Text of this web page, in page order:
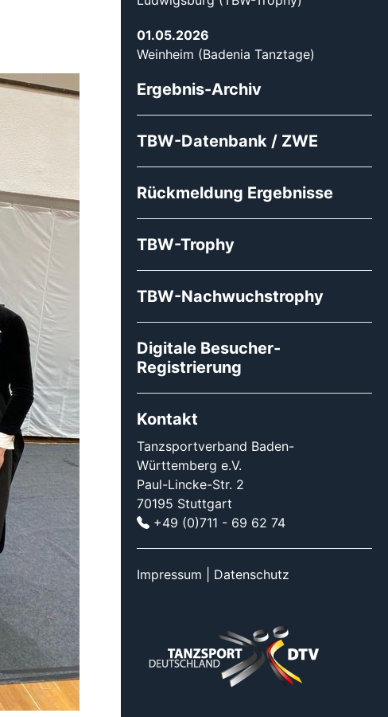
01.05.2026
Weinheim (Badenia Tanztage)
Ergebnis-Archiv
TBW-Datenbank / ZWE
Rückmeldung Ergebnisse
TBW-Trophy
TBW-Nachwuchstrophy
Digitale Besucher-
Registrierung
Kontakt
Tanzsportverband Baden-
Württemberg e.V.
Paul-Lincke-Str. 2
70195 Stuttgart
+49 (0)711 - 69 62 74
Impressum Datenschutz